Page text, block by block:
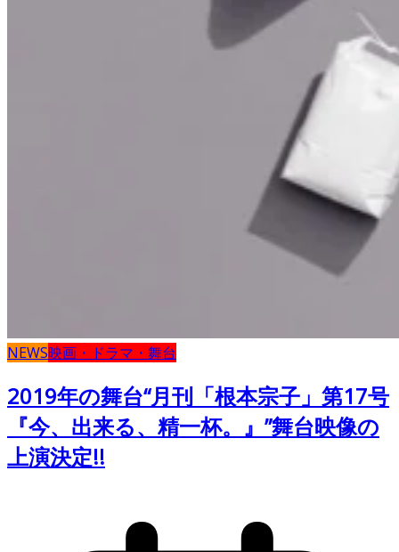
NEWS映画・ドラマ・舞台
2019年の舞台“月刊「根本宗子」第17号
『今、出来る、精一杯。』”舞台映像の
上演決定!!